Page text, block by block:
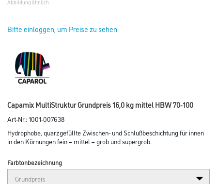
Abbildung ähnlich
Bitte einloggen, um Preise zu sehen
Capamix MultiStruktur Grundpreis 16,0 kg mittel HBW 70-100
Art-Nr.:1001-007638
Hydrophobe, quarzgefüllte Zwischen- und Schlußbeschichtung für innen
in den Körnungen fein – mittel – grob und supergrob.
Farbtonbezeichnung